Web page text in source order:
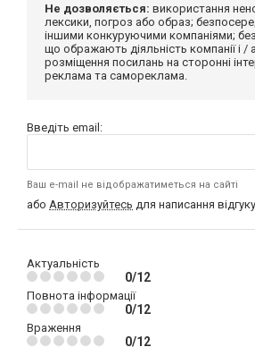
Не дозволяється: використання
лексики, погроз або образ;
іншими конкуруючими компаніями;
що ображають діяльність компанії і /
розміщення посилань на сторонні
реклама та самореклама.
Введіть email:
Ваш e-mail не відображатиметься на сайті
або Авторизуйтесь для написання відгуку
Актуальність
0/12
Повнота інформації
0/12
Враження
0/12